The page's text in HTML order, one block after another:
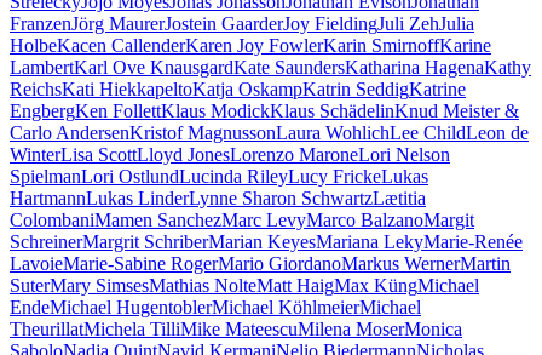
FranzenJörg MaurerJostein GaarderJoy FieldingJuli ZehJulia
HolbeKacen CallenderKaren Joy FowlerKarin SmirnoffKarine
LambertKarl Ove KnausgardKate SaundersKatharina HagenaKathy
ReichsKati HiekkapeltoKatja OskampKatrin SeddigKatrine
EngbergKen FollettKlaus ModickKlaus SchädelinKnud Meister &
Carlo AndersenKristof MagnussonLaura WohlichLee ChildLeon de
WinterLisa ScottLloyd JonesLorenzo MaroneLori Nelson
SpielmanLori OstlundLucinda RileyLucy FrickeLukas
HartmannLukas LinderLynne Sharon SchwartzLætitia
ColombaniMamen SanchezMarc LevyMarco BalzanoMargit
SchreinerMargrit SchriberMarian KeyesMariana LekyMarie-Renée
LavoieMarie-Sabine RogerMario GiordanoMarkus WernerMartin
SuterMary SimsesMathias NolteMatt HaigMax KüngMichael
EndeMichael HugentoblerMichael KöhlmeierMichael
TheurillatMichela TilliMike MateescuMilena MoserMonica
SaboloNadja QuintNavid KermaniNelio BiedermannNicholas